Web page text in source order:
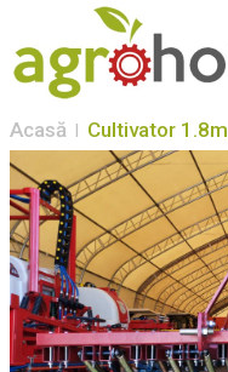
Acasă Cultivator 1.8m